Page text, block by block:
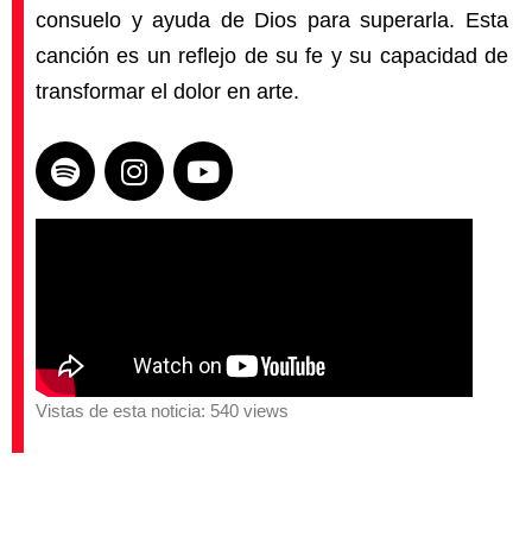
consuelo y ayuda de Dios para superarla. Esta
canción es un reflejo de su fe y su capacidad de
transformar el dolor en arte.
Vistas de esta noticia: 540 views